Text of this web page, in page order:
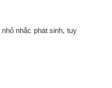
nhắc phát sinh, tuy